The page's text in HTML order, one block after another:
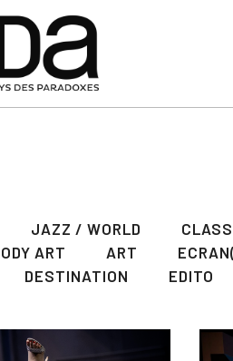
JAZZ / WORLD
ART ART
DESTINATION EDITO